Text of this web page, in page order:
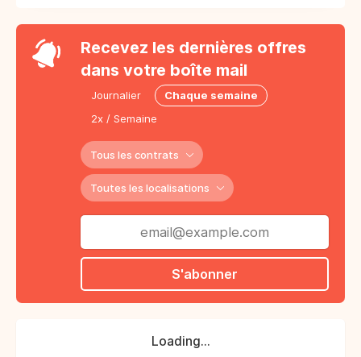
Recevez les dernières offres
dans votre boîte mail
Journalier
Chaque semaine
2x / Semaine
Tous les contrats
Toutes les localisations
S'abonner
Loading...